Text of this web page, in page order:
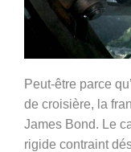
Peut-être parce
de croisière, la
James Bond. Le
rigide contraint